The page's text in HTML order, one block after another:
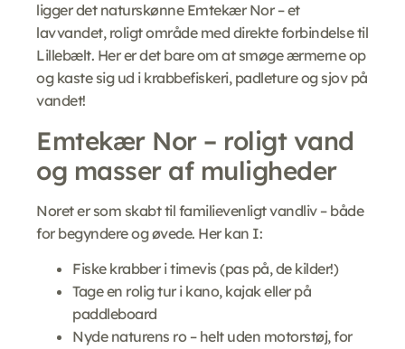
ligger det naturskønne Emtekær Nor – et
lavvandet, roligt område med direkte forbindelse til
Lillebælt. Her er det bare om at smøge ærmerne op
og kaste sig ud i krabbefiskeri, padleture og sjov på
vandet!
Emtekær Nor – roligt vand
og masser af muligheder
Noret er som skabt til familievenligt vandliv – både
for begyndere og øvede. Her kan I:
Fiske krabber i timevis (pas på, de kilder!)
Tage en rolig tur i kano, kajak eller på
paddleboard
Nyde naturens ro – helt uden motorstøj, for